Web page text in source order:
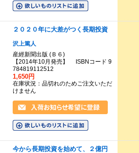
２０２０年に大差がつく長期投資
沢上篤人
産經新聞出版 (Ｂ６)
【2014年10月発売】 ISBNコード 9
784819112512
1,650円
在庫状況：品切れのためご注文いただ
けません
今から長期投資を始めて、２億円